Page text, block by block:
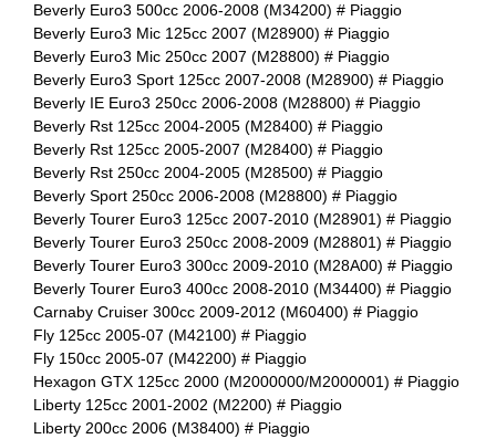
Beverly Euro3 500cc 2006-2008 (M34200) # Piaggio
Beverly Euro3 Mic 125cc 2007 (M28900) # Piaggio
Beverly Euro3 Mic 250cc 2007 (M28800) # Piaggio
Beverly Euro3 Sport 125cc 2007-2008 (M28900) # Piaggio
Beverly IE Euro3 250cc 2006-2008 (M28800) # Piaggio
Beverly Rst 125cc 2004-2005 (M28400) # Piaggio
Beverly Rst 125cc 2005-2007 (M28400) # Piaggio
Beverly Rst 250cc 2004-2005 (M28500) # Piaggio
Beverly Sport 250cc 2006-2008 (M28800) # Piaggio
Beverly Tourer Euro3 125cc 2007-2010 (M28901) # Piaggio
Beverly Tourer Euro3 250cc 2008-2009 (M28801) # Piaggio
Beverly Tourer Euro3 300cc 2009-2010 (M28A00) # Piaggio
Beverly Tourer Euro3 400cc 2008-2010 (M34400) # Piaggio
Carnaby Cruiser 300cc 2009-2012 (M60400) # Piaggio
Fly 125cc 2005-07 (M42100) # Piaggio
Fly 150cc 2005-07 (M42200) # Piaggio
Hexagon GTX 125cc 2000 (M2000000/M2000001) # Piaggio
Liberty 125cc 2001-2002 (M2200) # Piaggio
Liberty 200cc 2006 (M38400) # Piaggio